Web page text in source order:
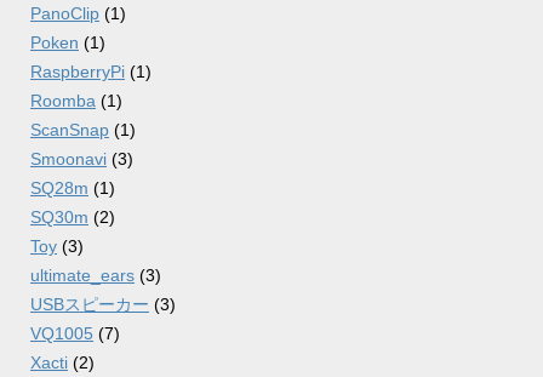
PanoClip (1)
Poken (1)
RaspberryPi (1)
Roomba (1)
ScanSnap (1)
Smoonavi (3)
SQ28m (1)
SQ30m (2)
Toy (3)
ultimate_ears (3)
USBスピーカー (3)
VQ1005 (7)
Xacti (2)